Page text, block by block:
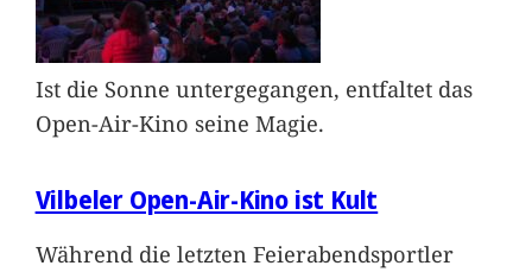
Ist die Sonne untergegangen, entfaltet das
Open-Air-Kino seine Magie.
Vilbeler Open-Air-Kino ist Kult
Während die letzten Feierabendsportler